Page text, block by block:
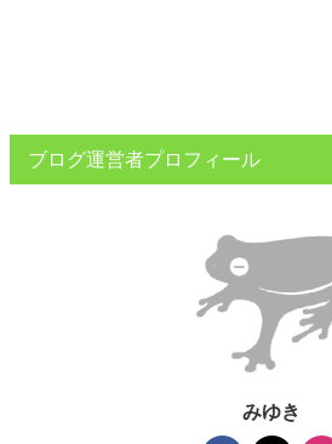
ブログ運営者プロフィール
みゆき